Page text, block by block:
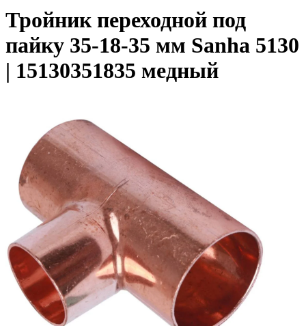
Тройник переходной под
пайку 35-18-35 мм Sanha 5130
| 15130351835 медный